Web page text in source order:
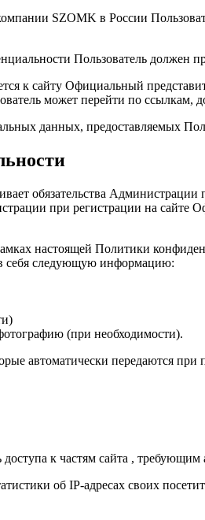
SZOMK в России
Пользователь
к сайту Официальный
может перейти по
данных, предоставляемых
обязательства
при регистрации на
настоящей Политики
себя следующую информацию:
(при необходимости).
автоматически передаются при
к частям сайта , требующим
об IP-адресах своих